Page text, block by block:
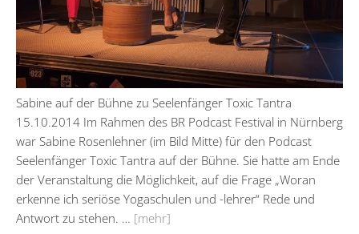
Sabine auf der Bühne zu Seelenfänger Toxic Tantra
15.10.2014 Im Rahmen des BR Podcast Festival in Nürnberg
war Sabine Rosenlehner (im Bild Mitte) für den Podcast
Seelenfänger Toxic Tantra auf der Bühne. Sie hatte am Ende
der Veranstaltung die Möglichkeit, auf die Frage „Woran
erkenne ich seriöse Yogaschulen und -lehrer“ Rede und
Antwort zu stehen. … [mehr]